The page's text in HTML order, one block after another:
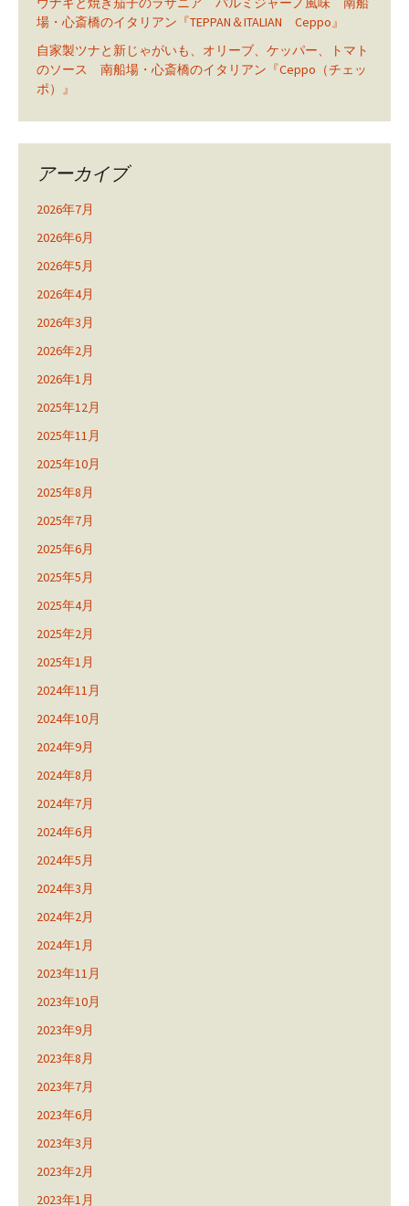
場・心斎橋のイタリアン『TEPPAN＆ITALIAN Ceppo』
自家製ツナと新じゃがいも、オリーブ、ケッパー、トマト
のソース 南船場・心斎橋のイタリアン『Ceppo（チェッ
ポ）』
アーカイブ
2026年7月
2026年6月
2026年5月
2026年4月
2026年3月
2026年2月
2026年1月
2025年12月
2025年11月
2025年10月
2025年8月
2025年7月
2025年6月
2025年5月
2025年4月
2025年2月
2025年1月
2024年11月
2024年10月
2024年9月
2024年8月
2024年7月
2024年6月
2024年5月
2024年3月
2024年2月
2024年1月
2023年11月
2023年10月
2023年9月
2023年8月
2023年7月
2023年6月
2023年3月
2023年2月
2023年1月